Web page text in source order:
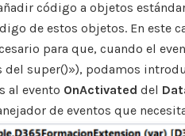
código a objetos
de estos objetos. En este
para que, cuando el
del super()»), podamos
al evento OnActivated del
de eventos que